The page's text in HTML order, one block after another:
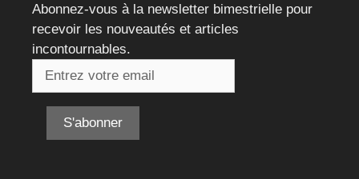
Abonnez-vous à la newsletter bimestrielle pour
recevoir les nouveautés et articles
incontournables.